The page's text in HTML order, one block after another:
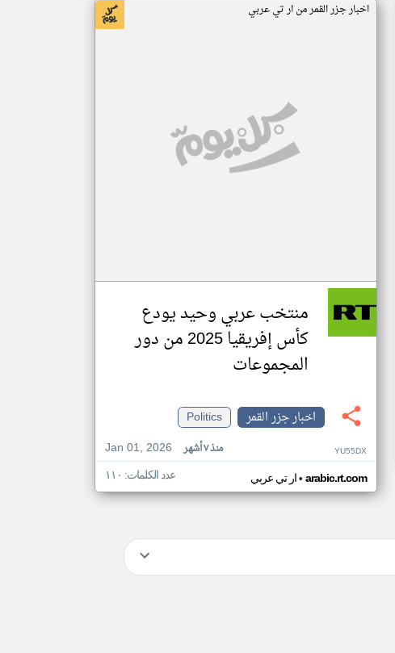
اخبار جزر القمر من ار تي عربي
منتخب عربي وحيد يودع
كأس إفريقيا 2025 من دور
المجموعات
اخبار جزر القمر
Politics
Jan 01, 2026
منذ ٧ أشهر YU55DX
ار تي عربي• arabic.rt.com عدد الكلمات: ١١٠